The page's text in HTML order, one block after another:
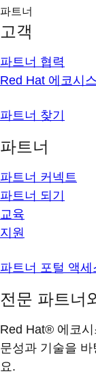
파트너
고객
파트너 협력
Red Hat 에코시
파트너 찾기
파트너
파트너 커넥트
파트너 되기
교육
지원
파트너 포털 액세
전문 파트너
Red Hat® 에코
문성과 기술을 바
요.